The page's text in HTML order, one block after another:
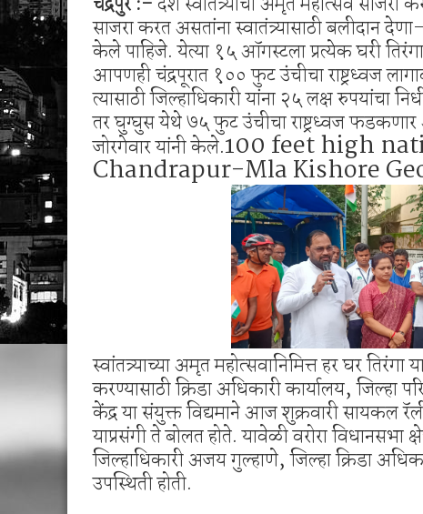
1 व 2 ऑगस्ट रोजी जिल्हास्तरीय कनिष्ठ गट
शेगाव पोलीस यांचा गर्भपात प्रकरणातील बोगस डॉ.
साजरा करत असतांना स्वातंत्र्यासाठी बलीदान
केले पाहिजे. येत्या १५ ऑगस्टला प्रत्येक घरी
आपणही चंद्रपूरात १०० फुट उंचीचा राष्ट्रध्वज
त्यासाठी जिल्हाधिकारी यांना २५ लक्ष रुपयांचा
तर घुग्घुस येथे ७५ फुट उंचीचा राष्ट्रध्वज
जोरगेवार यांनी केले.100 feet high
Chandrapur-Mla Kishore
स्वांतत्र्याच्या अमृत महोत्सवानिमित्त हर घर
करण्यासाठी क्रिडा अधिकारी कार्यालय, जिल्हा
केंद्र या संयुक्त विद्यमाने आज शुक्रवारी सायकल
याप्रसंगी ते बोलत होते. यावेळी वरोरा विधानसभा
जिल्हाधिकारी अजय गुल्हाणे, जिल्हा क्रिडा
उपस्थिती होती.